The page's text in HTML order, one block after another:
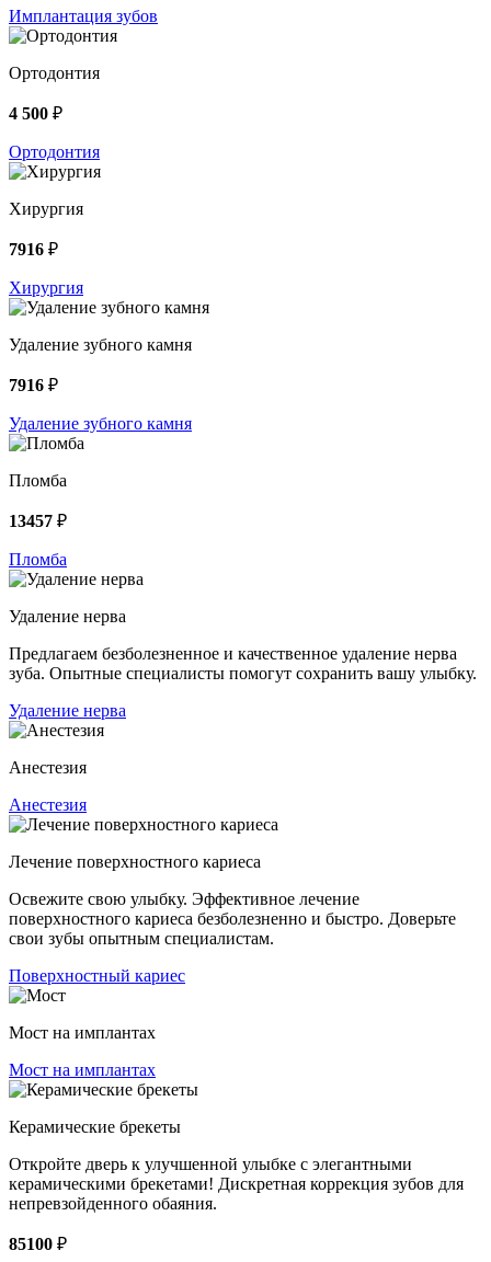
Имплантация зубов
Ортодонтия
4 500 ₽
Ортодонтия
Хирургия
7916 ₽
Хирургия
Удаление зубного камня
7916 ₽
Удаление зубного камня
Пломба
13457 ₽
Пломба
Удаление нерва
Предлагаем безболезненное и качественное удаление нерва
зуба. Опытные специалисты помогут сохранить вашу улыбку.
Удаление нерва
Анестезия
Анестезия
Лечение поверхностного кариеса
Освежите свою улыбку. Эффективное лечение
поверхностного кариеса безболезненно и быстро. Доверьте
свои зубы опытным специалистам.
Поверхностный кариес
Мост на имплантах
Мост на имплантах
Керамические брекеты
Откройте дверь к улучшенной улыбке с элегантными
керамическими брекетами! Дискретная коррекция зубов для
непревзойденного обаяния.
85100 ₽